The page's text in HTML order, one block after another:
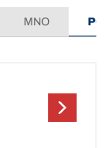
MNO